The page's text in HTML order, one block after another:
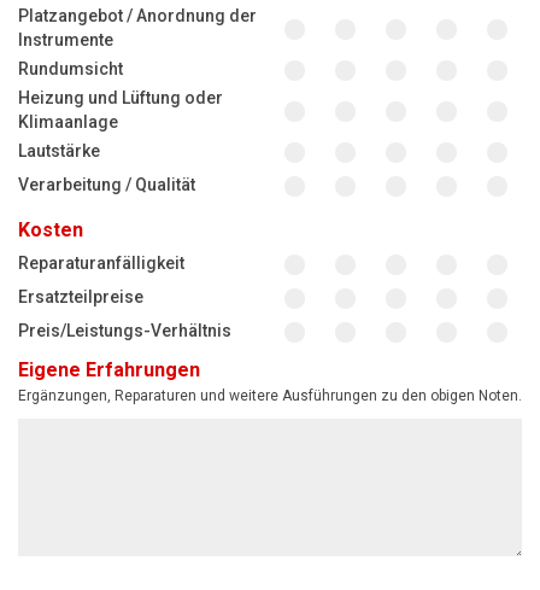
Platzangebot / Anordnung der
Instrumente
Rundumsicht
Heizung und Lüftung oder
Klimaanlage
Lautstärke
Verarbeitung / Qualität
Kosten
Reparaturanfälligkeit
Ersatzteilpreise
Preis/Leistungs-Verhältnis
Eigene Erfahrungen
Ergänzungen, Reparaturen und weitere Ausführungen zu den obigen Noten.